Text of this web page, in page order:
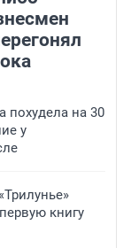
похудела на 30
у
книгу